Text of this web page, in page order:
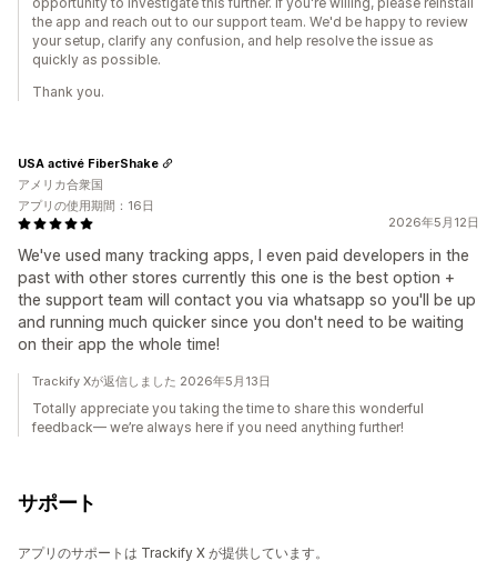
the app and reach out to our support team. We'd be happy to review
your setup, clarify any confusion, and help resolve the issue as
quickly as possible.
Thank you.
2026年5月12日
We've used many tracking apps, I even paid developers in the
past with other stores currently this one is the best option +
the support team will contact you via whatsapp so you'll be up
and running much quicker since you don't need to be waiting
on their app the whole time!
USA activé FiberShake
アメリカ合衆国
アプリの使用期間：16日
Trackify Xが返信しました 2026年5月13日
Totally appreciate you taking the time to share this wonderful
feedback— we’re always here if you need anything further!
サポート
アプリのサポートは Trackify X が提供しています。